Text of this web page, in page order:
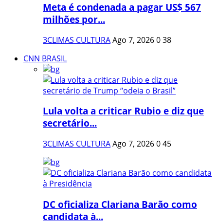
Meta é condenada a pagar US$ 567
milhões por...
3CLIMAS CULTURAAgo 7, 2026038
CNN BRASIL
Lula volta a criticar Rubio e diz que
secretário...
3CLIMAS CULTURAAgo 7, 2026045
DC oficializa Clariana Barão como
candidata à...